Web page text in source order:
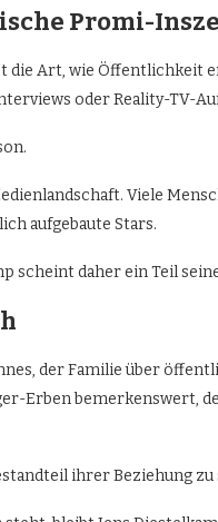
Promi-
die Art, wie Öffentlichkeit
oder Reality-TV-
Viele
aufgebaute Stars.
scheint daher ein Teil
der Familie über
Erben bemerkenswert,
ihrer Beziehung zu